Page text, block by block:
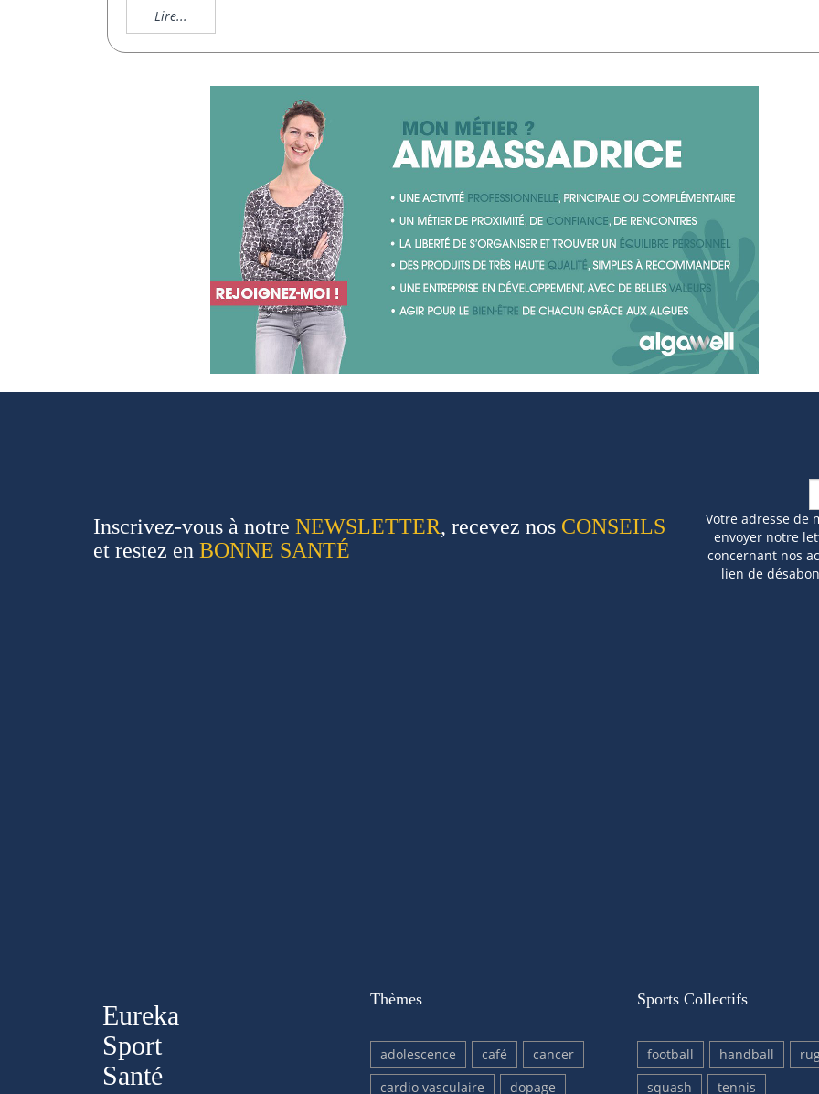
Lire...
Inscrivez-vous à notre NEWSLETTER, recevez nos CONSEILS
et restez en BONNE SANTÉ
Votre adresse de
envoyer notre
concernant nos
lien de
Eureka
Sport
Santé
Thèmes
adolescence café
cancer
cardio vasculaire
dopage
Sports Collectifs
football handball
squash
tennis